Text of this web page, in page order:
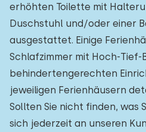
erhöhten Toilette mit
Duschstuhl und/oder einer
ausgestattet. Einige
Schlafzimmer mit Hoch-Tief-
behindertengerechten
jeweiligen Ferienhäusern
Sollten Sie nicht finden, was
sich jederzeit an unseren